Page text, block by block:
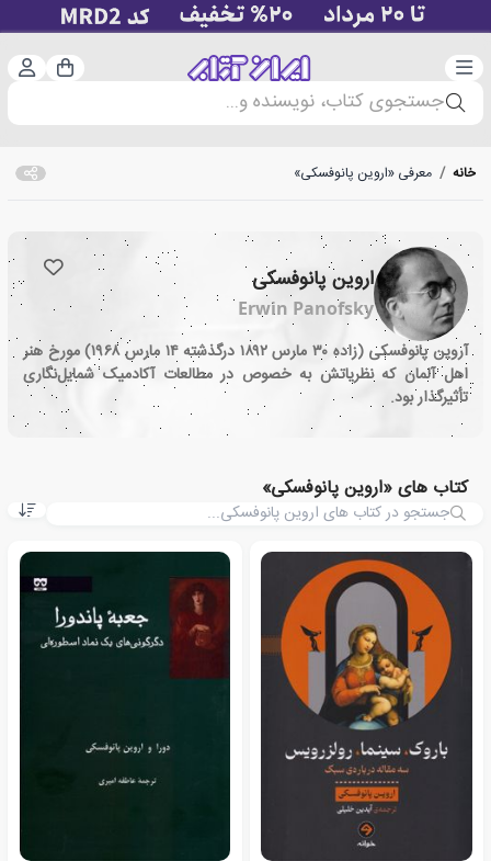
دسته‌بندی سبد
جستجوی کتاب، نویسنده و...
خانه / معرفی «اروین پانوفسکی»
اروین پانوفسکی
Erwin Panofsky
آروین پانوفسکی
(زاده ۳۰ مارس ۱۸۹۲ درگذشته ۱۴ مارس ۱۹۶۸) مورخ هنر
اهل آلمان که نظریاتش به خصوص در مطالعات آکادمیک شمایل‌نگاری
تأثیرگذار بود.
کتاب های «اروین پانوفسکی»